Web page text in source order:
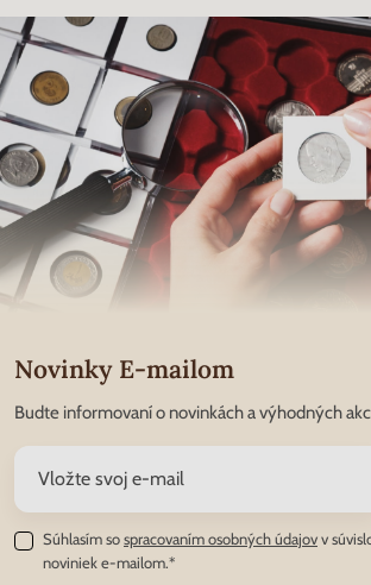
Novinky E-mailom
Budte informovaní o novinkách a výhodných
Súhlasím sospracovaním osobných údajovv
noviniek e-mailom.*